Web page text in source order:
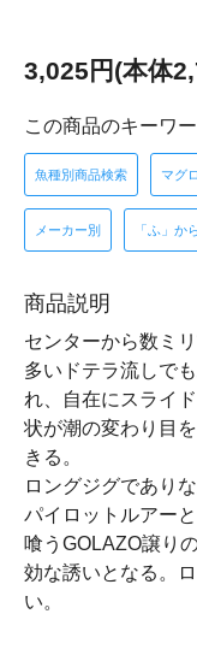
3,025円(本体
この商品のキーワ
魚種別商品検索 マグロ
メーカー別 「ふ」か
商品説明
センターから数ミ
多いドテラ流しで
れ、自在にスライ
状が潮の変わり目
きる。
ロングジグであり
パイロットルアー
喰うGOLAZO譲り
効な誘いとなる。
い。